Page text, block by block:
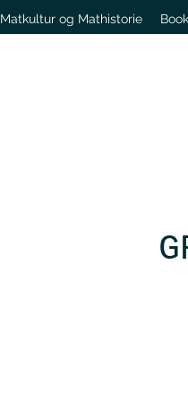
Matkultur og Mathistorie